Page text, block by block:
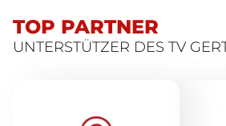
TOP PARTNER
UNTERSTÜTZER DES TV